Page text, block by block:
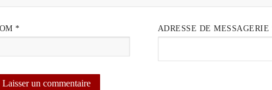
* ADRESSE DE MESSAGERIE